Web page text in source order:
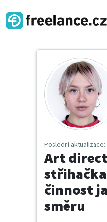
Poslední aktualizace:
Art
činnost
směru